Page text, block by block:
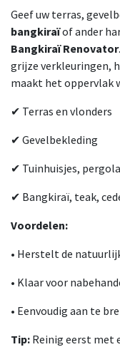
Geef uw terras,
bangkiraïof ander
Bangkiraï Renovator
grijze verkleuringen,
maakt het oppervlak
✔ Terras en vlonders
✔ Gevelbekleding
✔ Tuinhuisjes,
✔ Bangkiraï, teak,
Voordelen:
• Herstelt de
• Klaar voor
• Eenvoudig aan te
Tip: Reinig eerst met